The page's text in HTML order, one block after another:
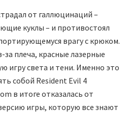
от галлюцинаций –
куклы – и противостоял
врагу с крюком.
плеча, красные лазерные
игру света и тени. Именно это
собой Resident Evil 4
в итоге отказалась от
игры, которую все знают